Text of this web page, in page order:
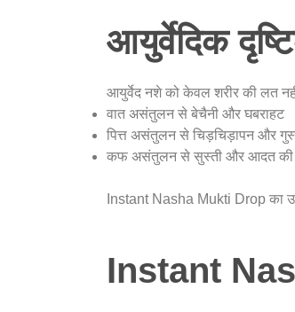
आयुर्वेदिक
आयुर्वेद नशे को केवल शरीर की लत
वात असंतुलन से बेचैनी और घबराहट
पित्त असंतुलन से चिड़चिड़ापन और
कफ असंतुलन से सुस्ती और आदत
Instant Nasha Mukti Drop का
Instant